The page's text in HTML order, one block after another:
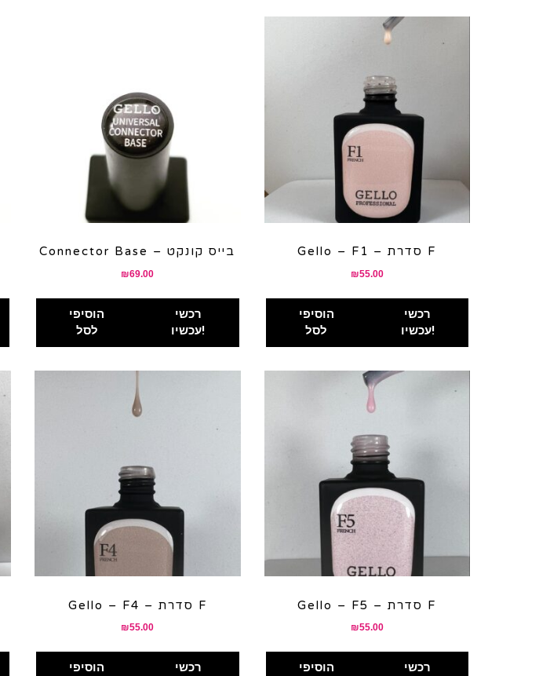
Connector Base – בייס קונקט
₪69.00
הוסיפי
לסל
רכשי
עכשיו!
Gello – F1 – סדרת F
₪55.00
הוסיפי
לסל
רכשי
עכשיו!
Gello – F4 – סדרת F
₪55.00
הוסיפי
רכשי
Gello – F5 – סדרת F
₪55.00
הוסיפי
רכשי